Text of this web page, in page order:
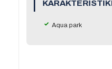
Aqua park